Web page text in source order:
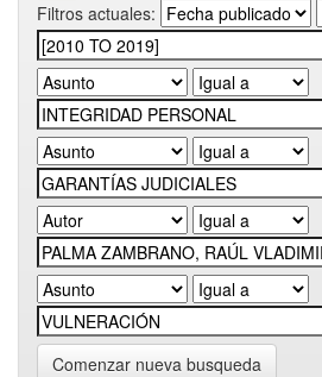
Filtros actuales:
Comenzar nueva busqueda